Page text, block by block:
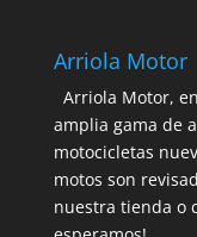
Arriola Motor
Arriola Motor,
amplia gama de
motocicletas
motos son
nuestra tienda o